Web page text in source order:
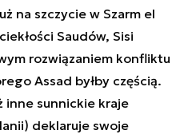
na szczycie w Szarm el
Saudów, Sisi
rozwiązaniem konfliktu
Assad byłby częścią.
inne sunnickie kraje
deklaruje swoje